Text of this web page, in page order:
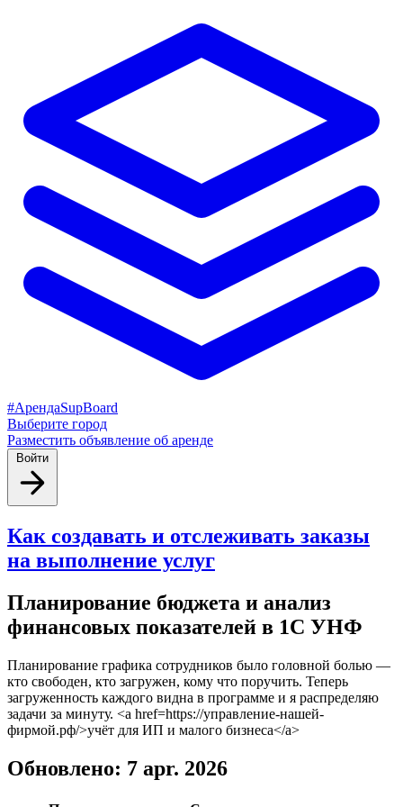
#АрендаSupBoard
Выберите город
Разместить объявление об аренде
Войти
Как создавать и отслеживать заказы
на выполнение услуг
Планирование бюджета и анализ
финансовых показателей в 1С УНФ
Планирование графика сотрудников было головной болью —
кто свободен, кто загружен, кому что поручить. Теперь
загруженность каждого видна в программе и я распределяю
задачи за минуту. <a href=https://управление-нашей-
фирмой.рф/>учёт для ИП и малого бизнеса</a>
Обновлено: 7 apr. 2026